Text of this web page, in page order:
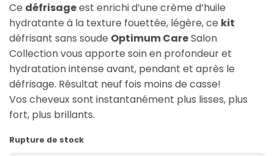
Ce défrisageest enrichi d’une crème d’huile
hydratante à la texture fouettée, légère, ce kit
défrisant sans soude Optimum CareSalon
Collection vous apporte soin en profondeur et
hydratation intense avant, pendant et après le
défrisage. Résultat neuf fois moins de casse!
Vos cheveux sont instantanément plus lisses, plus
fort, plus brillants.
Rupture de stock